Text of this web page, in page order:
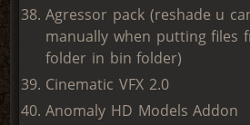
Agressor pack (reshade u
manually when putting files
folder in bin folder)
Cinematic VFX 2.0
Anomaly HD Models Addon